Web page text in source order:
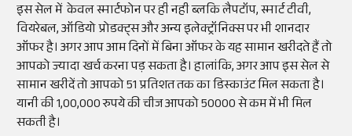
इस सेल में केवल स्मार्टफोन पर ही नही ब्लकि लैपटॉप, स्मार्ट टीवी,
वियरेबल, ऑडियो प्रोडक्ट्स और अन्य इलेक्ट्रॉनिक्स पर भी शानदार
ऑफर है। अगर आप आम दिनों में बिना ऑफर के यह सामान खरीदते हैं तो
आपको ज्यादा खर्च करना पड़ सकता है। हालांकि, अगर आप इस सेल से
सामान खरीदें तो आपको 51 प्रतिशत तक का डिस्काउंट मिल सकता है।
यानी की 1,00,000 रुपये की चीज आपको 50000 से कम में भी मिल
सकती है।